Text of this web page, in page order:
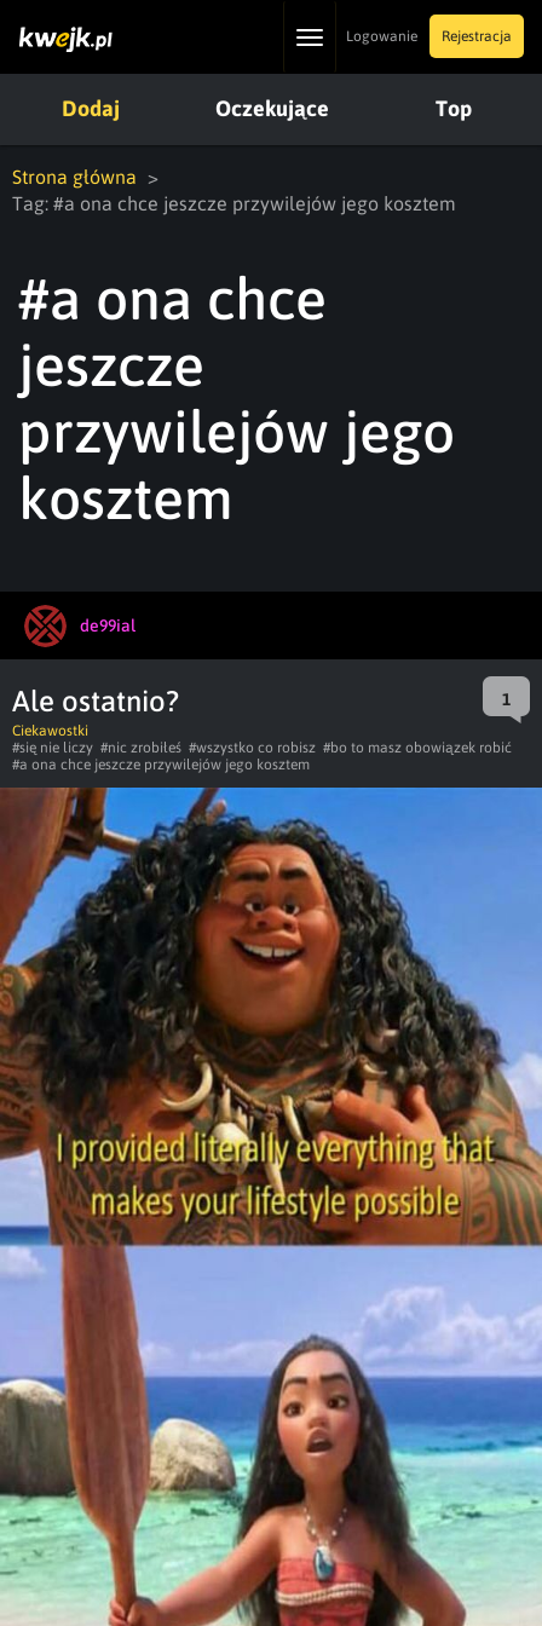
ToggleLogowanie Rejestracja
Dodaj Oczekujące Top
Strona główna
Tag: #a ona chce jeszcze przywilejów jego kosztem
#a ona chce
jeszcze
przywilejów jego
kosztem
de99ial
Ale ostatnio? 1
Ciekawostki
#się nie liczy #nic zrobiłeś #wszystko co robisz #bo to masz obowiązek robić
#a ona chce jeszcze przywilejów jego kosztem